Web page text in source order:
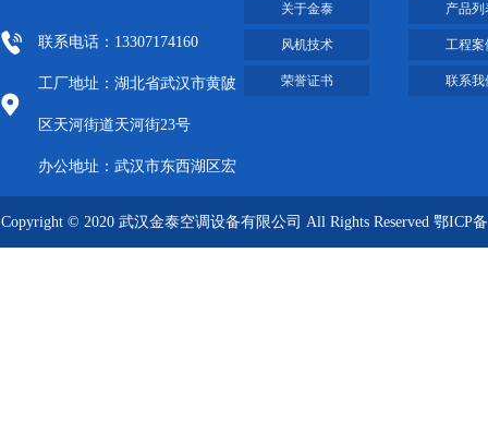
联系电话：13307174160
工厂地址：湖北省武汉市黄陂
区天河街道天河街23号
办公地址：武汉市东西湖区宏
2012
关于金泰 产品列
风机技术 工程案
荣誉证书 联系我
Copyright © 2020 武汉金泰空调设备有限公司 All Rights Reserved 鄂ICP备